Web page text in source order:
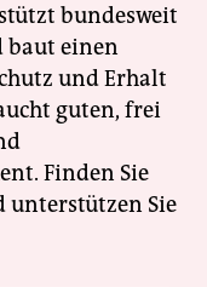
bundesweit
baut einen
und Erhalt
guten, frei
Finden Sie
unterstützen Sie